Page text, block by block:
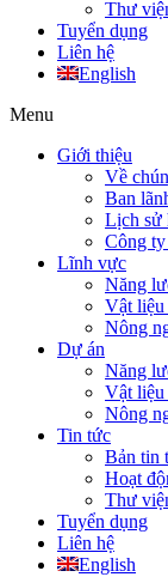
Thư
Tuyển dụng
Liên hệ
English
Menu
Giới thiệu
Về
Ban
Lịch sử
Công
Lĩnh vực
Năng
Vật liệu
Nông
Dự án
Năng
Vật liệu
Nông
Tin tức
Bản tin
Hoạt
Thư
Tuyển dụng
Liên hệ
English